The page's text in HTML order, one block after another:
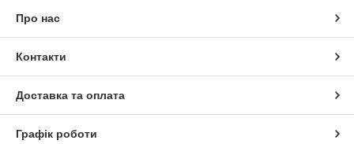
Про нас
Контакти
Доставка та оплата
Графік роботи